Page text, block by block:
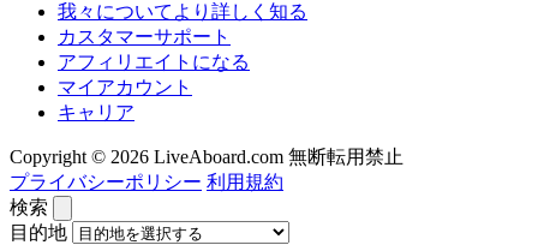
我々についてより詳しく知る
カスタマーサポート
アフィリエイトになる
マイアカウント
キャリア
Copyright © 2026 LiveAboard.com 無断転用禁止
プライバシーポリシー 利用規約
検索
目的地